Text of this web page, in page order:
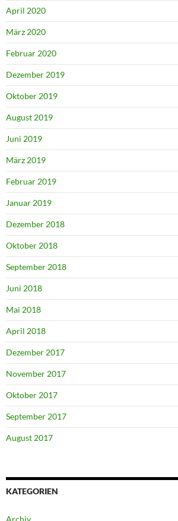
April 2020
März 2020
Februar 2020
Dezember 2019
Oktober 2019
August 2019
Juni 2019
März 2019
Februar 2019
Januar 2019
Dezember 2018
Oktober 2018
September 2018
Juni 2018
Mai 2018
April 2018
Dezember 2017
November 2017
Oktober 2017
September 2017
August 2017
KATEGORIEN